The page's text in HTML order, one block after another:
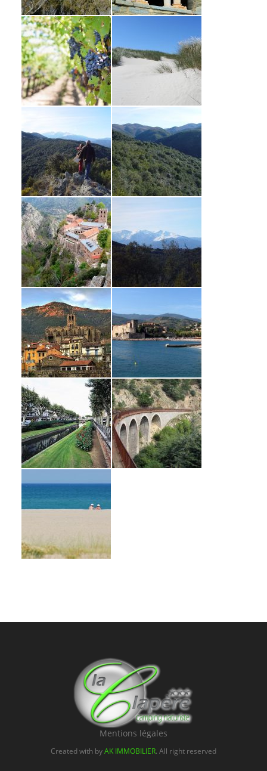
Mentions légales
Created with byAK IMMOBILIER. All right reserved